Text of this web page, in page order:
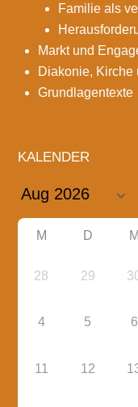
Familie als
Markt und
Diakonie, Kirche
Grundlagentexte
KALENDER
M D M
28 29
4 5 6
11 12